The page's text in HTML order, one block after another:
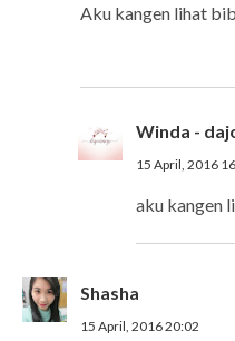
Aku kangen lihat
Winda -
15 April, 2016
aku kangen
Shasha
15 April, 2016 20:02